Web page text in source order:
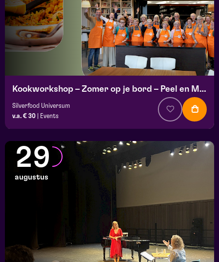
Kookworkshop – Zomer op je bord – Peel en Maas
Silverfood Universum
v.a. € 30
Events
29
augustus